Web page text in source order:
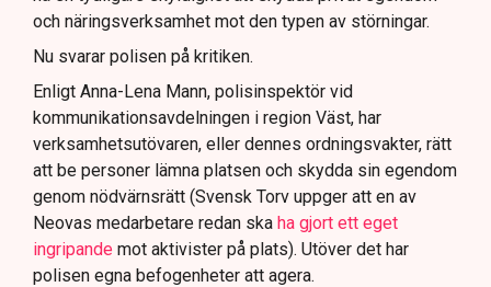
och näringsverksamhet mot den typen av störningar.
Nu svarar polisen på kritiken.
Enligt Anna-Lena Mann, polisinspektör vid
kommunikationsavdelningen i region Väst, har
verksamhetsutövaren, eller dennes ordningsvakter, rätt
att be personer lämna platsen och skydda sin egendom
genom nödvärnsrätt (Svensk Torv uppger att en av
Neovas medarbetare redan ska ha gjort ett eget
ingripande mot aktivister på plats). Utöver det har
polisen egna befogenheter att agera.